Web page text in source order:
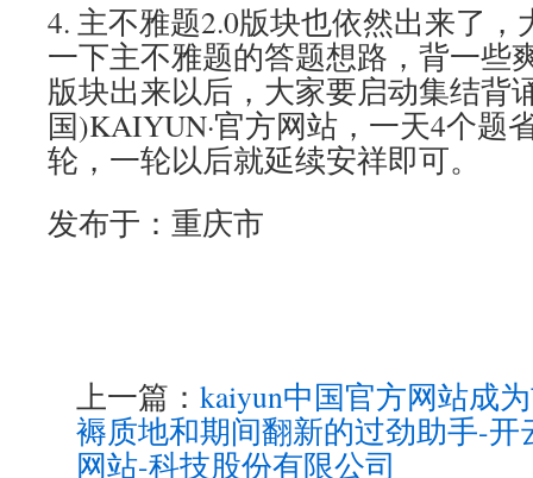
4. 主不雅题2.0版块也依然出来了
一下主不雅题的答题想路，背一些
版块出来以后，大家要启动集结背
国)KAIYUN·官方网站，一天4个题
轮，一轮以后就延续安祥即可。
发布于：重庆市
上一篇： kaiyun中国官方网站成
褥质地和期间翻新的过劲助手-开
网站-科技股份有限公司